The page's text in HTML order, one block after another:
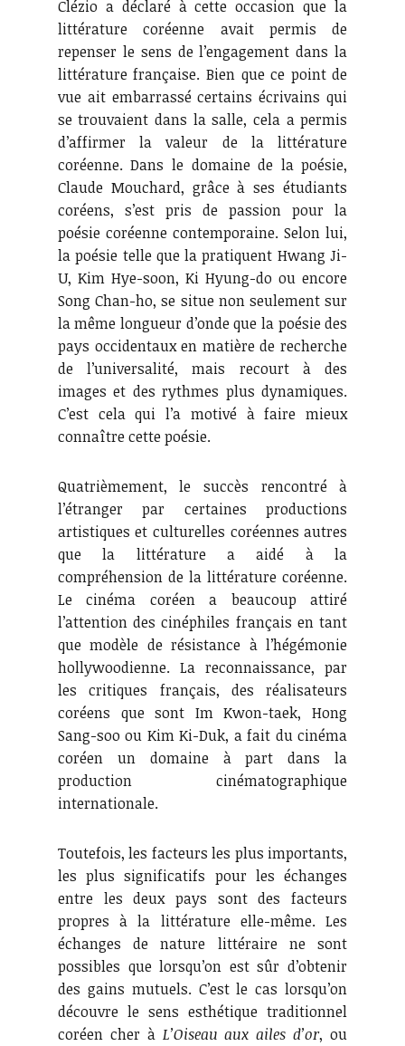
Clézio a déclaré à cette occasion que la
littérature coréenne avait permis de
repenser le sens de l’engagement dans la
littérature française. Bien que ce point de
vue ait embarrassé certains écrivains qui
se trouvaient dans la salle, cela a permis
d’affirmer la valeur de la littérature
coréenne. Dans le domaine de la poésie,
Claude Mouchard, grâce à ses étudiants
coréens, s’est pris de passion pour la
poésie coréenne contemporaine. Selon lui,
la poésie telle que la pratiquent Hwang Ji-
U, Kim Hye-soon, Ki Hyung-do ou encore
Song Chan-ho, se situe non seulement sur
la même longueur d’onde que la poésie des
pays occidentaux en matière de recherche
de l’universalité, mais recourt à des
images et des rythmes plus dynamiques.
C’est cela qui l’a motivé à faire mieux
connaître cette poésie.
Quatrièmement, le succès rencontré à
l’étranger par certaines productions
artistiques et culturelles coréennes autres
que la littérature a aidé à la
compréhension de la littérature coréenne.
Le cinéma coréen a beaucoup attiré
l’attention des cinéphiles français en tant
que modèle de résistance à l’hégémonie
hollywoodienne. La reconnaissance, par
les critiques français, des réalisateurs
coréens que sont Im Kwon-taek, Hong
Sang-soo ou Kim Ki-Duk, a fait du cinéma
coréen un domaine à part dans la
production cinématographique
internationale.
Toutefois, les facteurs les plus importants,
les plus significatifs pour les échanges
entre les deux pays sont des facteurs
propres à la littérature elle-même. Les
échanges de nature littéraire ne sont
possibles que lorsqu’on est sûr d’obtenir
des gains mutuels. C’est le cas lorsqu’on
découvre le sens esthétique traditionnel
coréen cher à L’Oiseau aux ailes d’or, ou